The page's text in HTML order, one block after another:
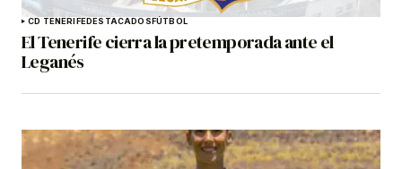
CD TENERIFEDESTACADOSFÚTBOL
El Tenerife cierra la pretemporada ante el
Leganés